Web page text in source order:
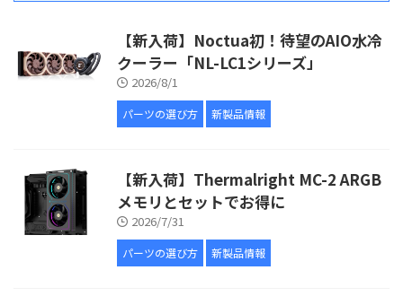
【新入荷】Noctua初！待望のAIO水冷
クーラー「NL-LC1シリーズ」
2026/8/1
パーツの選び方 新製品情報
【新入荷】Thermalright MC-2 ARGB
メモリとセットでお得に
2026/7/31
パーツの選び方 新製品情報